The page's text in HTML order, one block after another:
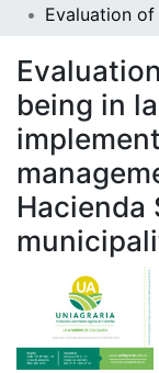
All of DSpace
Statistics
being in
Hacienda